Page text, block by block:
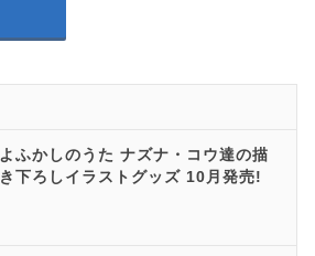
よふかしのうた ナズナ・コウ達の描
き下ろしイラストグッズ 10月発売!